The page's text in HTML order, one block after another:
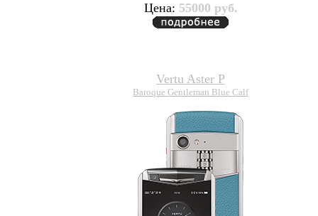
Цена: 55000 руб.
Vertu Aster P
Baroque Gentleman Blue Calf